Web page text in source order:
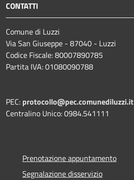
CONTATTI
Comune di Luzzi
Via San Giuseppe - 87040 - Luzzi
Codice Fiscale: 80007890785
Partita IVA: 01080090788
PEC: protocollo@pec.comunediluzzi.it
Centralino Unico: 0984.541111
Prenotazione appuntamento
Segnalazione disservizio